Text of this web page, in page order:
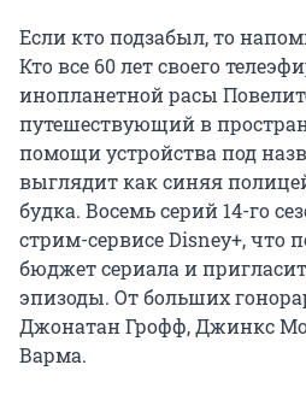
Если кто подзабыл, то
Кто все 60 лет своего
инопланетной расы
путешествующий в
помощи устройства под
выглядит как синяя
будка. Восемь серий 14-го
стрим-сервисе Disney+, что
бюджет сериала и
эпизоды. От больших
Джонатан Грофф, Джинкс
Варма.